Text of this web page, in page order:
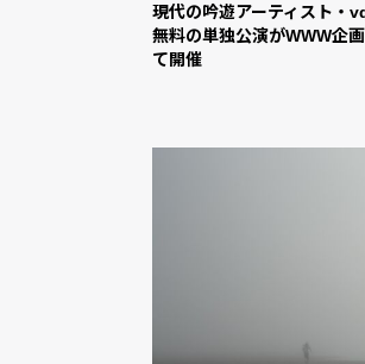
現代の吟遊アーティスト・
無料の単独公演がWWW企
て開催